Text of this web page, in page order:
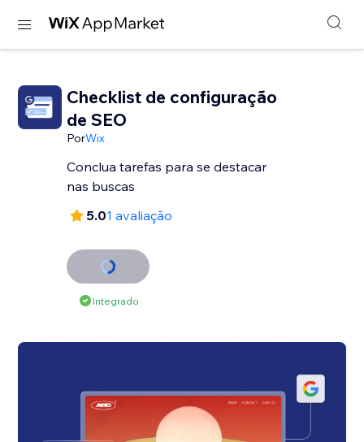
Checklist de configuração
de SEO
PorWix
Conclua tarefas para se destacar
nas buscas
5.01 avaliação
Integrado